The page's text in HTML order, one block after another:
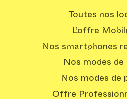
Toutes nos
L’offre
Nos smartphones
Nos modes de
Nos modes de
Offre